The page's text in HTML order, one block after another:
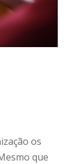
os
que